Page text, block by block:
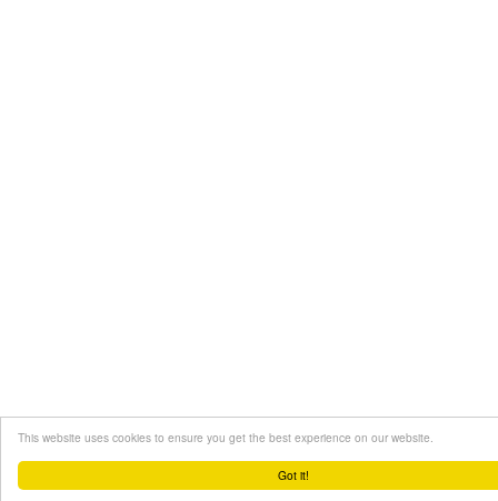
Got it!
This website uses cookies to ensure you get the best experience on our website.